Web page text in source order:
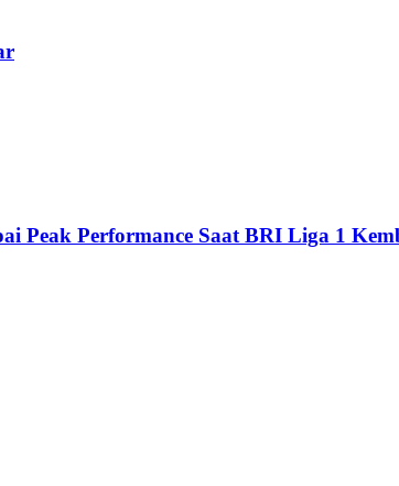
Peak Performance Saat BRI Liga 1